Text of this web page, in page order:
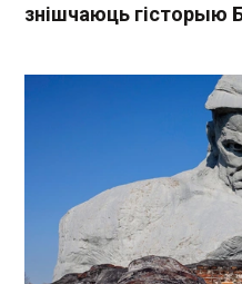
знішчаюць гісторыю